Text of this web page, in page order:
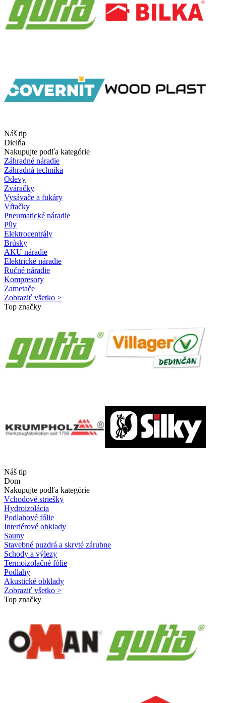
Náš tip
Dielňa
Nakupujte podľa kategórie
Záhradné náradie
Záhradná technika
Odevy
Zváračky
Vysávače a fukáry
Vŕtačky
Pneumatické náradie
Píly
Elektrocentrály
Brúsky
AKU náradie
Elektrické náradie
Ručné náradie
Kompresory
Zametače
Zobraziť všetko >
Top značky
Náš tip
Dom
Nakupujte podľa kategórie
Vchodové striešky
Hydroizolácia
Podlahové fólie
Interiérové obklady
Sauny
Stavebné puzdrá a skryté zárubne
Schody a výlezy
Termoizolačné fólie
Podlahy
Akustické obklady
Zobraziť všetko >
Top značky